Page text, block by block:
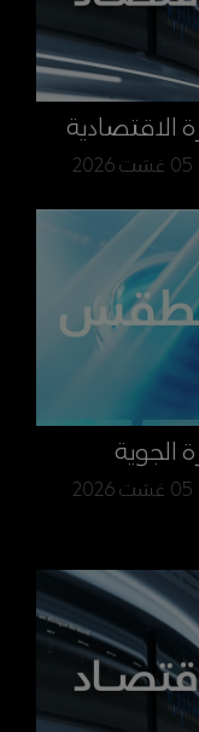
الاقتصادية
الجوية